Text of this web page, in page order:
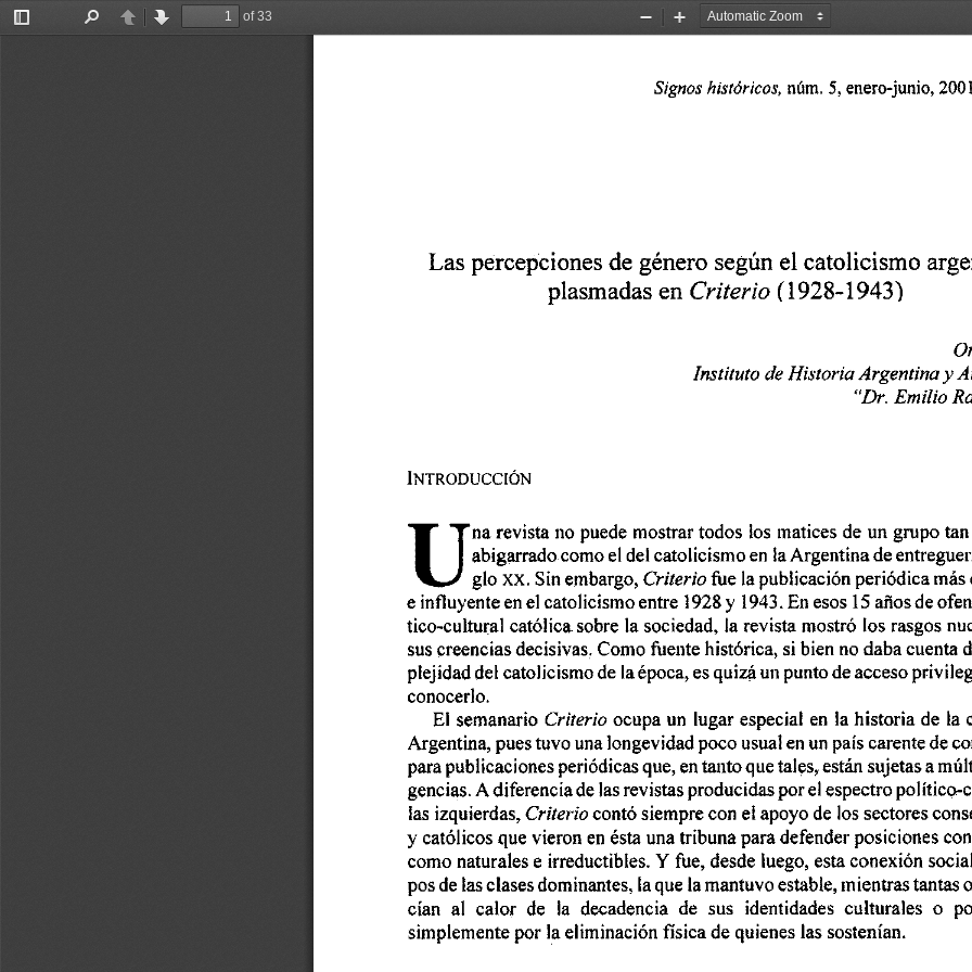
Toggle
PreviousNext
of 33
Zoom
Zoom
Signos históricos, núm. 5, enero-junio, 200
Las percepciones de género según el catolicismo
plasmadas en Criterio (1 928-1 943)
Instituto de Historia Argentina y
'#Dr. Emilio
u
na revista no puede  mostrar todos los matices de un gmpo tan
abigarrado como el del catolicismo en la Argentina de
glo XX. Sin embargo, Criterio fue la publicación periódica mas
e influyenteen el catolicismo entre 1928 y 1943. En esos 15 aiiosde
tico-cultural católica sobre la sociedad, la revista  mostró los rasgos
sus creencias decisivas. Como fuente histórica, si bien no daba cuenta
plejidad del catolicismo de la época, es quizá un punto de acceso
conocerlo.
El semanario Criterio ocupa un lugar especial en la historia de la
Argentina, pues tuvo una longevidad poco usual en un país carente de
para publicaciones periódicas que, en tanto que tales, están sujetas a
gencias. A diferencia de las revistas producidas por el espectro político-
¡as izquierdas, Criterio contó siempre con el apoyo de los sectores
y católicos que vieron en ésta una tribuna para defender posiciones
como naturales e  irreductibles. Y fue, desde luego, esta conexión
pos de las clases dominantes, la que la mantuvo estable, mientras tantas
cían  al calor de la decadencia de sus identidades culturales o
simplemente por la eliminación física de quienes las sostenían.